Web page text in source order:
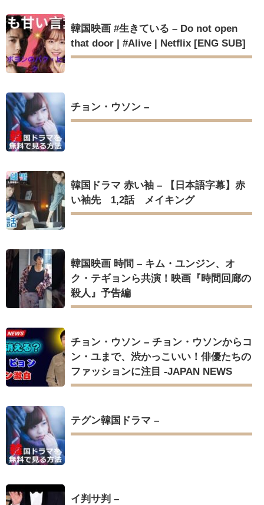
韓国映画 #生きている – Do not open
that door | #Alive | Netflix [ENG SUB]
チョン・ウソン –
韓国ドラマ 赤い袖 – 【日本語字幕】赤
い袖先 1,2話 メイキング
韓国映画 時間 – キム・ユンジン、オ
ク・テギョンら共演！映画『時間回廊の
殺人』予告編
チョン・ウソン – チョン・ウソンからコ
ン・ユまで、渋かっこいい！俳優たちの
ファッションに注目 -JAPAN NEWS
テグン韓国ドラマ –
イ判サ判 –